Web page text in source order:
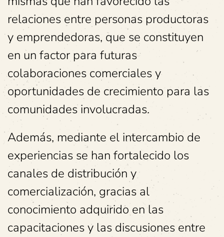
relaciones entre personas productoras
y emprendedoras, que se constituyen
en un factor para futuras
colaboraciones comerciales y
oportunidades de crecimiento para las
comunidades involucradas.
Además, mediante el intercambio de
experiencias se han fortalecido los
canales de distribución y
comercialización, gracias al
conocimiento adquirido en las
capacitaciones y las discusiones entre